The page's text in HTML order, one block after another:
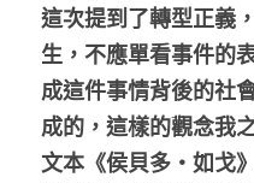
這次提到了轉型正義
生，不應單看事件的
成這件事情背後的社
成的，這樣的觀念我
文本《侯貝多‧如戈